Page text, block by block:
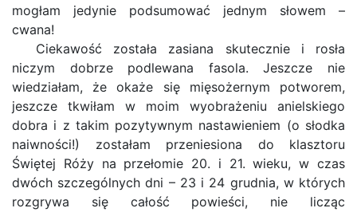
mogłam jedynie podsumować jednym słowem –
cwana!
Ciekawość została zasiana skutecznie i rosła
niczym dobrze podlewana fasola. Jeszcze nie
wiedziałam, że okaże się mięsożernym potworem,
jeszcze tkwiłam w moim wyobrażeniu anielskiego
dobra i z takim pozytywnym nastawieniem (o słodka
naiwności!) zostałam przeniesiona do klasztoru
Świętej Róży na przełomie 20. i 21. wieku, w czas
dwóch szczególnych dni – 23 i 24 grudnia, w których
rozgrywa się całość powieści, nie licząc